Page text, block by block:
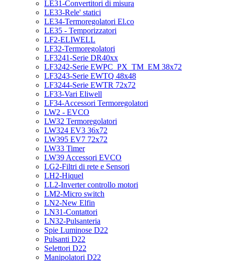
LE31-Convertitori di misura
LE33-Rele' statici
LE34-Termoregolatori El.co
LE35 - Temporizzatori
LF2-ELIWELL
LF32-Termoregolatori
LF3241-Serie DR40xx
LF3242-Serie EWPC_PX_TM_EM 38x72
LF3243-Serie EWTQ 48x48
LF3244-Serie EWTR 72x72
LF33-Vari Eliwell
LF34-Accessori Termoregolatori
LW2 - EVCO
LW32 Termoregolatori
LW324 EV3 36x72
LW395 EV7 72x72
LW33 Timer
LW39 Accessori EVCO
LG2-Filtri di rete e Sensori
LH2-Hiquel
LL2-Inverter controllo motori
LM2-Micro switch
LN2-New Elfin
LN31-Contattori
LN32-Pulsanteria
Spie Luminose D22
Pulsanti D22
Selettori D22
Manipolatori D22